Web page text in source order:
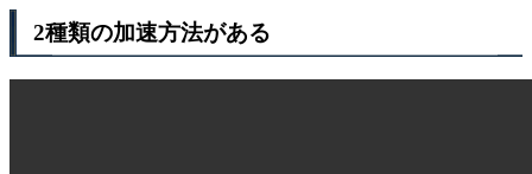
2種類の加速方法がある